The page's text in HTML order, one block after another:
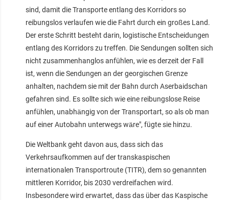
sind, damit die Transporte entlang des Korridors so
reibungslos verlaufen wie die Fahrt durch ein großes Land.
Der erste Schritt besteht darin, logistische Entscheidungen
entlang des Korridors zu treffen. Die Sendungen sollten sich
nicht zusammenhanglos anfühlen, wie es derzeit der Fall
ist, wenn die Sendungen an der georgischen Grenze
anhalten, nachdem sie mit der Bahn durch Aserbaidschan
gefahren sind. Es sollte sich wie eine reibungslose Reise
anfühlen, unabhängig von der Transportart, so als ob man
auf einer Autobahn unterwegs wäre", fügte sie hinzu.
Die Weltbank geht davon aus, dass sich das
Verkehrsaufkommen auf der transkaspischen
internationalen Transportroute (TITR), dem so genannten
mittleren Korridor, bis 2030 verdreifachen wird.
Insbesondere wird erwartet, dass das über das Kaspische